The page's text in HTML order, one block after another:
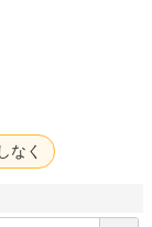
なく